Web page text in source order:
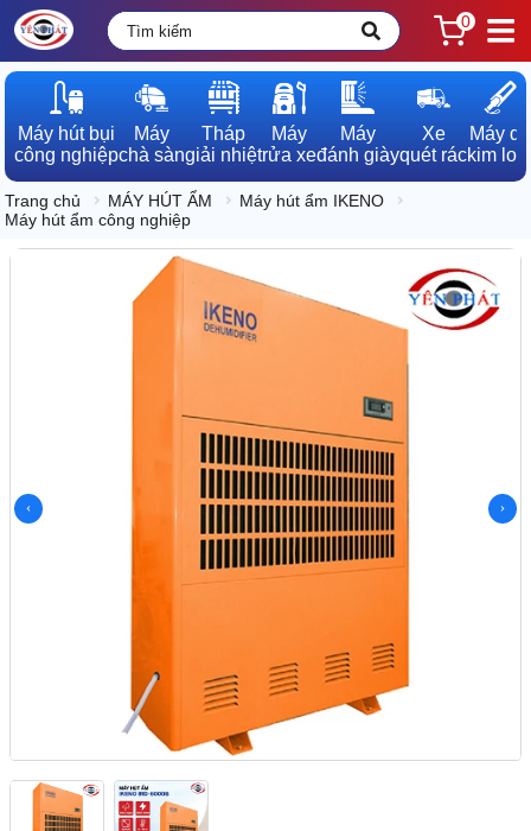
0
Máy hút bụi
công nghiệp
Máy
chà sàn
Tháp
giải nhiệt
Máy
rửa xe
Máy
đánh giày
Xe
quét rác
Máy dò
kim loại
Trang chủ MÁY HÚT ẨM
Máy hút ẩm IKENO
Máy hút ẩm công nghiệp